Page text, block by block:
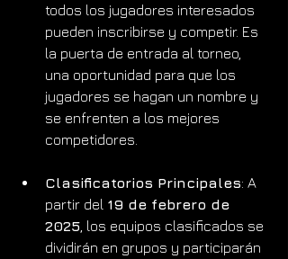
todos los jugadores interesados
pueden inscribirse y competir. Es
la puerta de entrada al torneo,
una oportunidad para que los
jugadores se hagan un nombre y
se enfrenten a los mejores
competidores.
Clasificatorios Principales: A
partir del 19 de febrero de
2025 , los equipos clasificados se
dividirán en grupos y participarán